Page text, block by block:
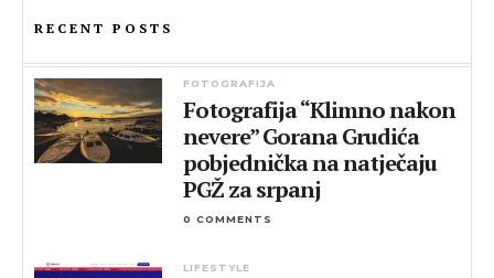
RECENT POSTS
FOTOGRAFIJA
Fotografija “Klimno nakon
nevere” Gorana Grudića
pobjednička na natječaju
PGŽ za srpanj
0 COMMENTS
LIFESTYLE